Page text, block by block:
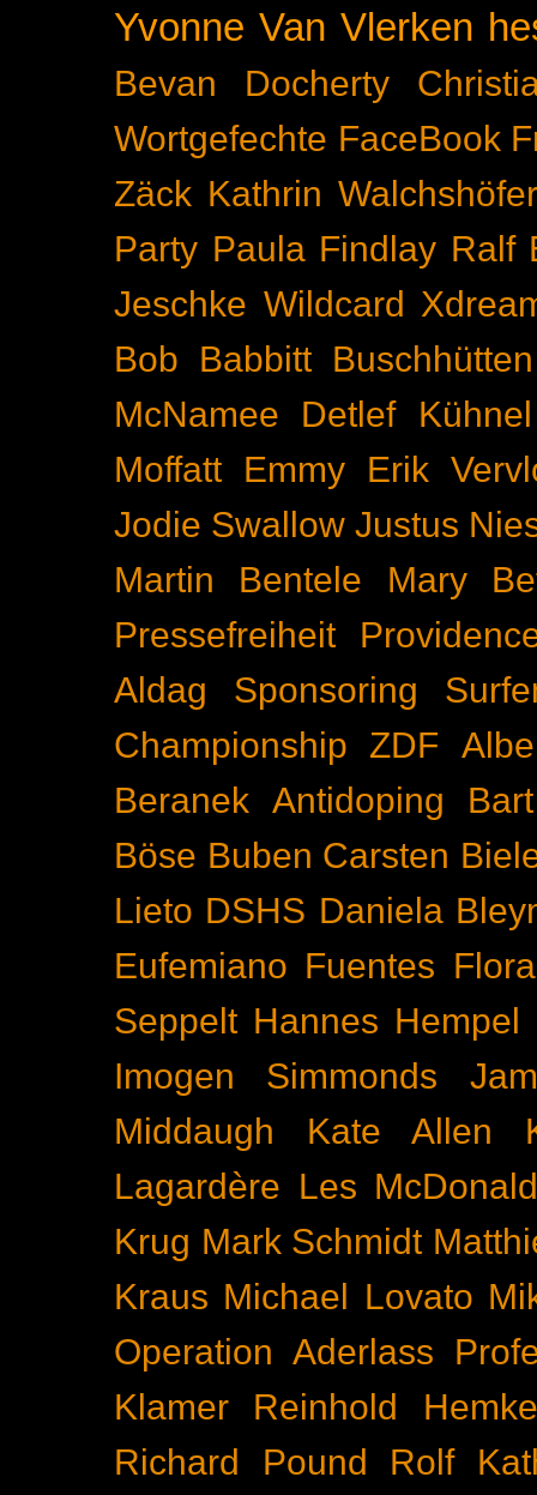
Yvonne Van Vlerken
Bevan Docherty
Wortgefechte FaceBook
Zäck Kathrin Walchshöfer
Party Paula Findlay Ralf
Jeschke Wildcard
Bob Babbitt Buschhütten
McNamee
Detlef Kühnel
Moffatt
Emmy
Erik
Jodie Swallow Justus
Martin Bentele
Mary
Pressefreiheit
Aldag
Sponsoring
Championship
ZDF
Beranek
Antidoping
Böse Buben Carsten
Lieto DSHS Daniela
Eufemiano Fuentes
Seppelt Hannes Hempel
Imogen Simmonds
Middaugh
Kate Allen
Lagardère Les
Krug Mark Schmidt
Kraus Michael Lovato
Operation Aderlass
Klamer
Reinhold
Richard Pound
Rolf